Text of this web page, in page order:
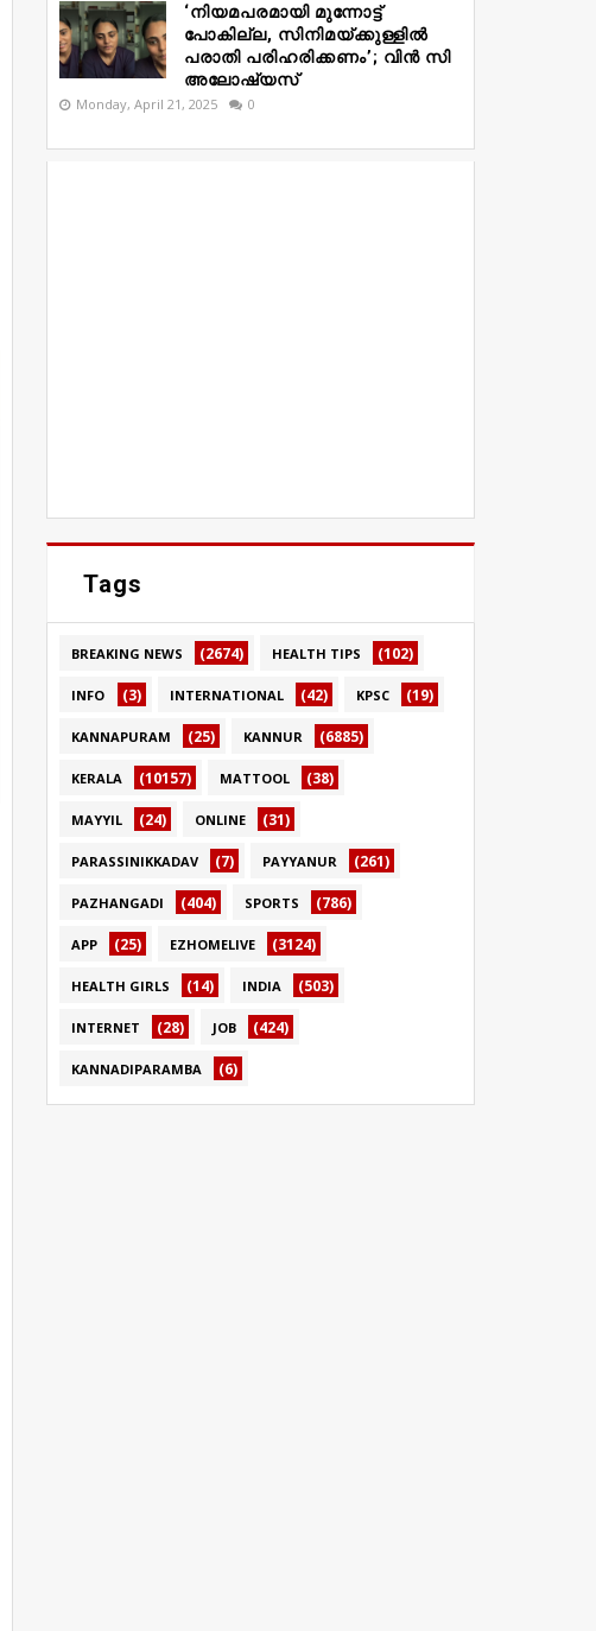
‘നിയമപരമായി മുന്നോട്ട്
പോകില്ല, സിനിമയ്ക്കുള്ളിൽ
പരാതി പരിഹരിക്കണം’; വിൻ സി
അലോഷ്യസ്
Monday, April 21, 2025 0
Tags
BREAKING NEWS (2674) HEALTH TIPS (102)
INFO (3) INTERNATIONAL (42) KPSC (19)
KANNAPURAM (25) KANNUR (6885)
KERALA (10157) MATTOOL (38)
MAYYIL (24) ONLINE (31)
PARASSINIKKADAV (7) PAYYANUR (261)
PAZHANGADI (404) SPORTS (786)
APP (25) EZHOMELIVE (3124)
HEALTH GIRLS (14) INDIA (503)
INTERNET (28) JOB (424)
KANNADIPARAMBA (6)